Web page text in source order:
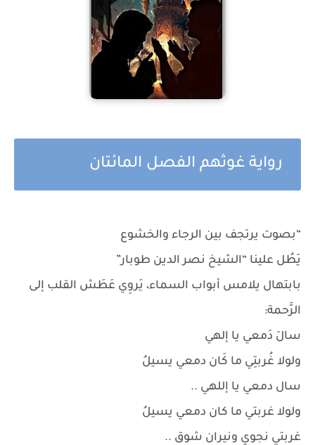
رواية غوثهم الفصل المائتان
“بصوت يرتجف بين الرجاء والخشوع
يَطُل علينا “الشيخ نصر الدين طوبار”
بابتهال يلامس أبواب السماء، يَروِي عَطَش القلب إلى
الرَّحمة:
سالَ دَمعي يا إلهي
ولولا غُربتِي ما كَان دمعي يسيلُ
سال دمعي يا إللهي ..
ولولا غربتي ما كان دمعي يسيلُ
غربتي نجوي ونيران شوق ..